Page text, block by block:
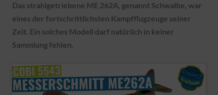
Das strahlgetriebene ME 262A, genannt Schwalbe, war
eines der fortschrittlichsten Kampfflugzeuge seiner
Zeit. Ein solches Modell darf natürlich in keiner
Sammlung fehlen.